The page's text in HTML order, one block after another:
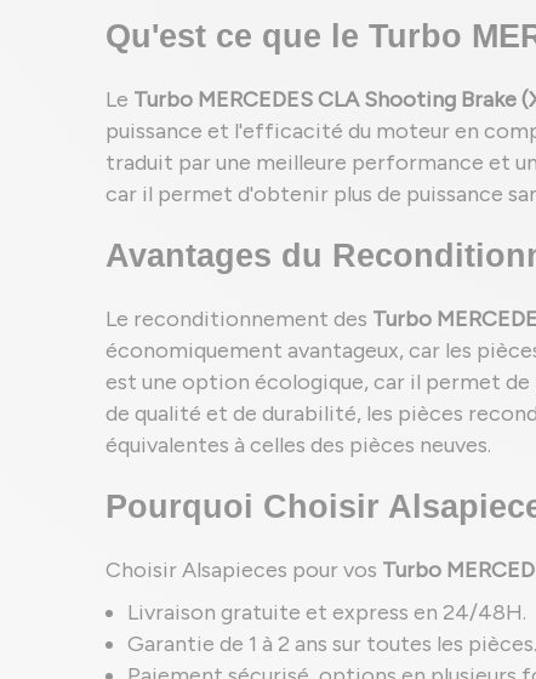
Qu'est ce que le Turbo
Le Turbo MERCEDES CLA Shooting Brake
puissance et l'efficacité du moteur en
traduit par une meilleure performance et
car il permet d'obtenir plus de puissance
Avantages du
Le reconditionnement des Turbo
économiquement avantageux, car les
est une option écologique, car il permet
de qualité et de durabilité, les pièces
équivalentes à celles des pièces neuves.
Pourquoi Choisir
Choisir Alsapieces pour vos Turbo
Livraison gratuite et express en 24/48H.
Garantie de 1 à 2 ans sur toutes les pièces.